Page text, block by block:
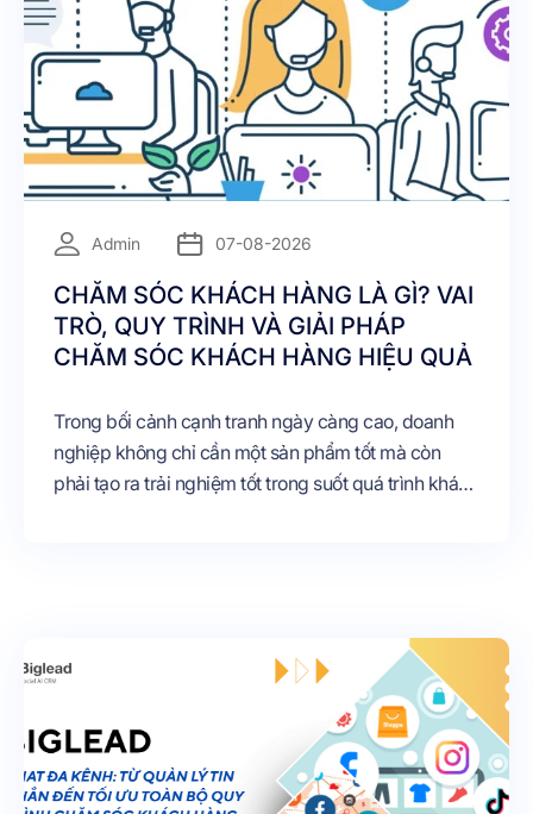
Admin 07-08-2026
CHĂM SÓC KHÁCH HÀNG LÀ GÌ? VAI
TRÒ, QUY TRÌNH VÀ GIẢI PHÁP
CHĂM SÓC KHÁCH HÀNG HIỆU QUẢ
Trong bối cảnh cạnh tranh ngày càng cao, doanh
nghiệp không chỉ cần một sản phẩm tốt mà còn
phải tạo ra trải nghiệm tốt trong suốt quá trình khách